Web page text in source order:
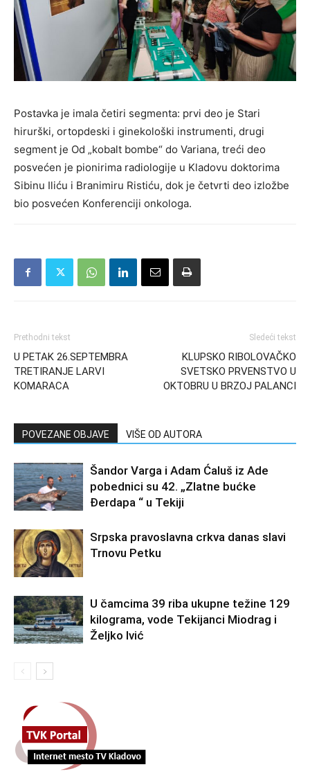
Postavka je imala četiri segmenta: prvi deo je Stari
hirurški, ortopdeski i ginekološki instrumenti, drugi
segment je Od „kobalt bombe“ do Variana, treći deo
posvećen je pionirima radiologije u Kladovu doktorima
Sibinu Iliću i Branimiru Ristiću, dok je četvrti deo izložbe
bio posvećen Konferenciji onkologa.
Prethodni tekst
U PETAK 26.SEPTEMBRA
TRETIRANJE LARVI
KOMARACA
Sledeći tekst
KLUPSKO RIBOLOVAČKO
SVETSKO PRVENSTVO U
OKTOBRU U BRZOJ PALANCI
POVEZANE OBJAVE VIŠE OD AUTORA
Šandor Varga i Adam Ćaluš iz Ade
pobednici su 42. „Zlatne bućke
Đerdapa “ u Tekiji
Srpska pravoslavna crkva danas slavi
Trnovu Petku
U čamcima 39 riba ukupne težine 129
kilograma, vode Tekijanci Miodrag i
Željko Ivić